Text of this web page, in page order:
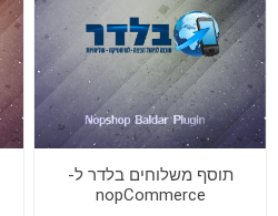
תוסף משלוחים בלדר ל-
nopCommerce